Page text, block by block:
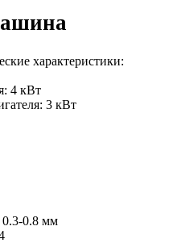
характеристики:
4 кВт
3 кВт
0.3-0.8 мм